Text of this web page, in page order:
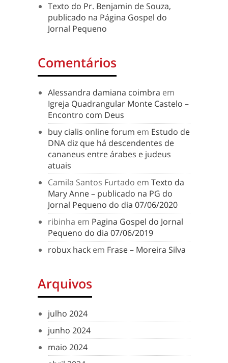
Texto do Pr. Benjamin de Souza,
publicado na Página Gospel do
Jornal Pequeno
Comentários
Alessandra damiana coimbra em
Igreja Quadrangular Monte Castelo –
Encontro com Deus
buy cialis online forum em Estudo de
DNA diz que há descendentes de
cananeus entre árabes e judeus
atuais
Camila Santos Furtado em Texto da
Mary Anne – publicado na PG do
Jornal Pequeno do dia 07/06/2020
ribinha em Pagina Gospel do Jornal
Pequeno do dia 07/06/2019
robux hack em Frase – Moreira Silva
Arquivos
julho 2024
junho 2024
maio 2024